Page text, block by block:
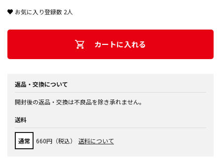
お気に入り登録数 2人
カートに入れる
返品・交換について
開封後の返品・交換は不良品を除き承れません。
送料
通常 660円（税込） 送料について